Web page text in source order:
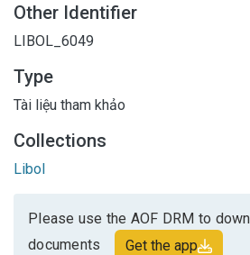
Other Identifier
LIBOL_6049
Type
Tài liệu tham khảo
Collections
Libol
Please use the AOF DRM to
documents
Get the app